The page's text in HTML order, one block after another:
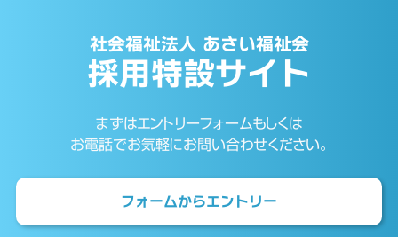
社会福祉法人 あさい福祉会
採用特設サイト
まずはエントリーフォームもしくは
お電話でお気軽にお問い合わせください。
フォームからエントリー